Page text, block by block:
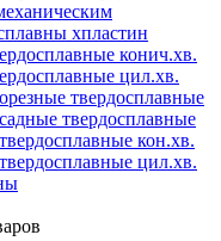
хпластин
конич.хв.
цил.хв.
твердосплавные
твердосплавные
кон.хв.
цил.хв.